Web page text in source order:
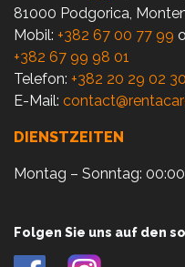
81000 Podgorica,
Mobil: +382 67 00 77 99
+382 67 99 98 01
Telefon: +382 20 29 02 30
E-Mail:
DIENSTZEITEN
Montag – Sonntag:
Folgen Sie uns auf den